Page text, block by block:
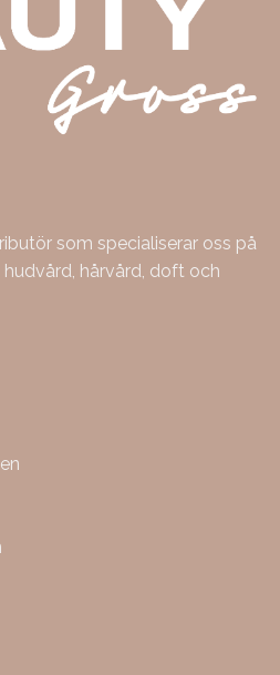
som specialiserar oss på
hårvård, doft och